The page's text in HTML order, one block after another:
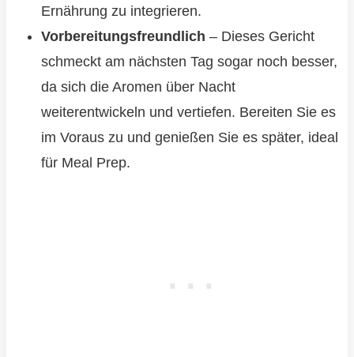
Ernährung zu integrieren.
Vorbereitungsfreundlich – Dieses Gericht
schmeckt am nächsten Tag sogar noch besser,
da sich die Aromen über Nacht
weiterentwickeln und vertiefen. Bereiten Sie es
im Voraus zu und genießen Sie es später, ideal
für Meal Prep.